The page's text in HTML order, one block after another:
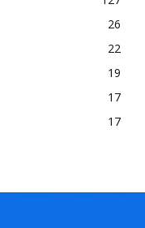
26
22
19
17
17